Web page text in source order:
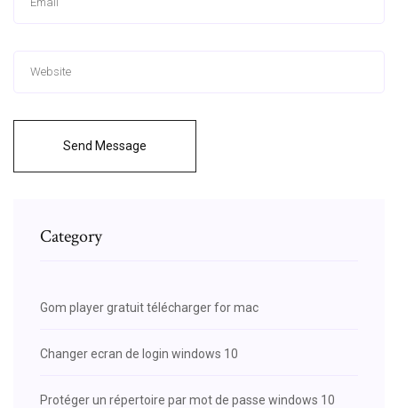
Send Message
Category
Gom player gratuit télécharger for mac
Changer ecran de login windows 10
Protéger un répertoire par mot de passe windows 10